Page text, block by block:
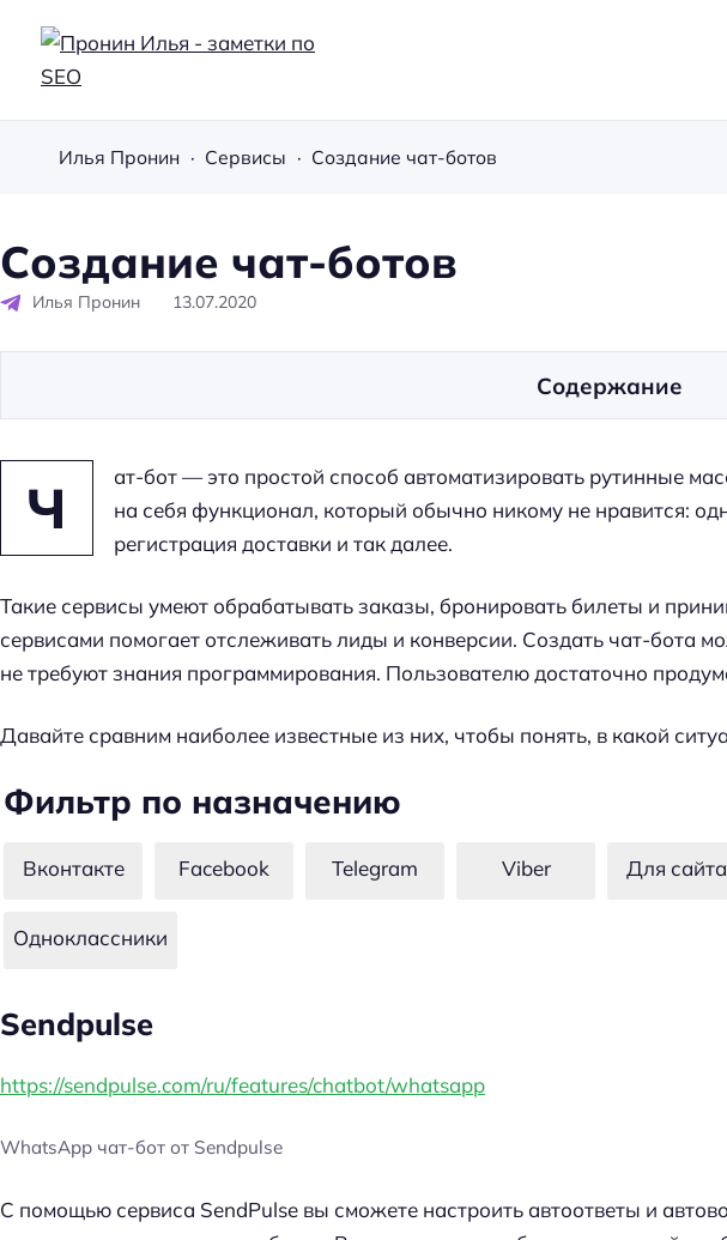
н
И
а
т
к
и
о
E
Илья Пронин Сервисы Создание чат-ботов
Создание чат-ботов
Илья Пронин 13.07.2020
Ч
ат-бот — это простой способ автоматизировать рутинные
на себя функционал, который обычно никому не нравится:
регистрация доставки и так далее.
Такие сервисы умеют обрабатывать заказы, бронировать билеты и
сервисами помогает отслеживать лиды и конверсии. Создать чат-бота
не требуют знания программирования. Пользователю достаточно
Давайте сравним наиболее известные из них, чтобы понять, в какой
Фильтр по назначению
Вконтакте Facebook Telegram Viber Для сайта
Одноклассники
Sendpulse
https://sendpulse.com/ru/features/chatbot/whatsapp
WhatsApp чат-бот от Sendpulse
С помощью сервиса SendPulse вы сможете настроить автоответы и
Содержание